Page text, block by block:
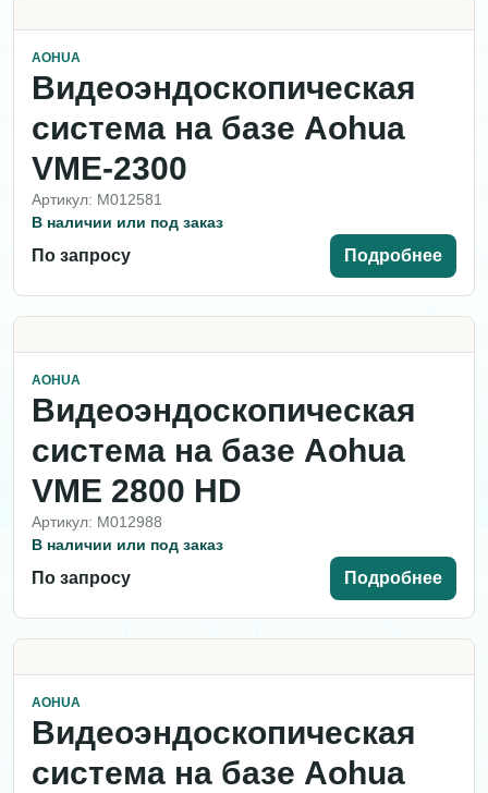
AOHUA
Видеоэндоскопическая
система на базе Aohua
VME-2300
Артикул: M012581
В наличии или под заказ
По запросу Подробнее
AOHUA
Видеоэндоскопическая
система на базе Aohua
VME 2800 HD
Артикул: M012988
В наличии или под заказ
По запросу Подробнее
AOHUA
Видеоэндоскопическая
система на базе Aohua